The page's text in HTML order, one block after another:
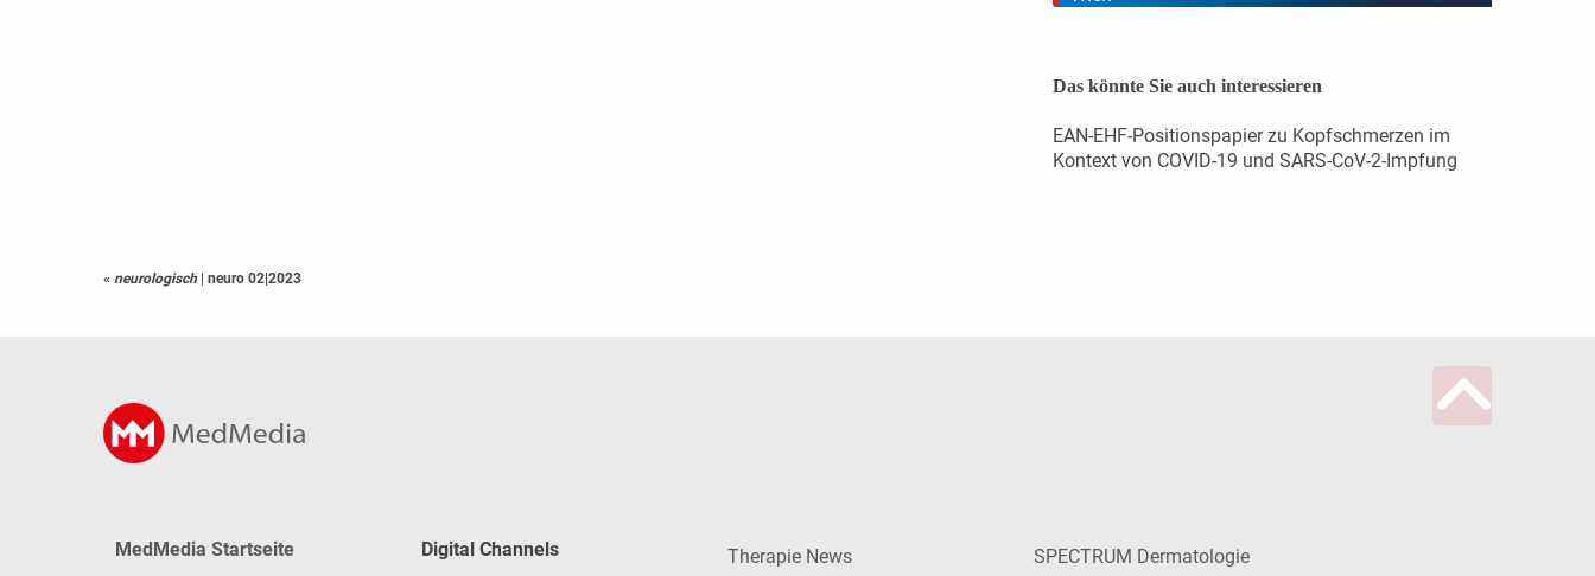
Das könnte Sie auch interessieren
EAN-EHF-Positionspapier zu Kopfschmerzen im
Kontext von COVID-19 und SARS-CoV-2-Impfung
« neurologisch | neuro 02|2023
MedMedia Startseite
Digital Channels
Therapie News
SPECTRUM Dermatologie